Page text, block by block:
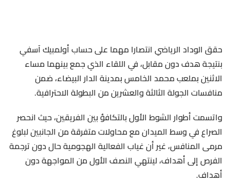
حقق الوداد الرياضي انتصارا مهما على حساب أولمبيك آسفي
بنتيجة هدف دون مقابل، في اللقاء الذي جمع بينهما مساء
الاثنين بملعب محمد الخامس بمدينة الدار البيضاء، ضمن
منافسات الجولة الثالثة والعشرين من البطولة الاحترافية.
واتسمت أطوار الشوط الأول بالتكافؤ بين الفريقين، حيث انحصر
الصراع في وسط الميدان مع محاولات متفرقة من الجانبين لبلوغ
مرمى المنافس، غير أن غياب الفعالية الهجومية حال دون ترجمة
الفرص إلى أهداف، لينتهي النصف الأول من المواجهة دون
أهداف.